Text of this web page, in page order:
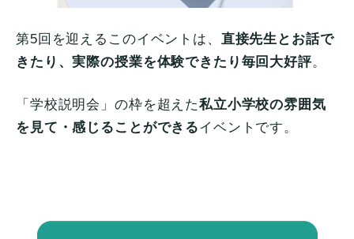
第5回を迎えるこのイベントは、 直接先生とお話で
きたり、実際の授業を体験できたり毎回大好評。
「学校説明会」の枠を超えた私立小学校の雰囲気
を見て・感じることができるイベントです。